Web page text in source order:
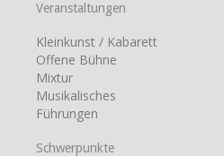
Veranstaltungen
Kleinkunst / Kabarett
Offene Bühne
Mixtur
Musikalisches
Führungen
Schwerpunkte